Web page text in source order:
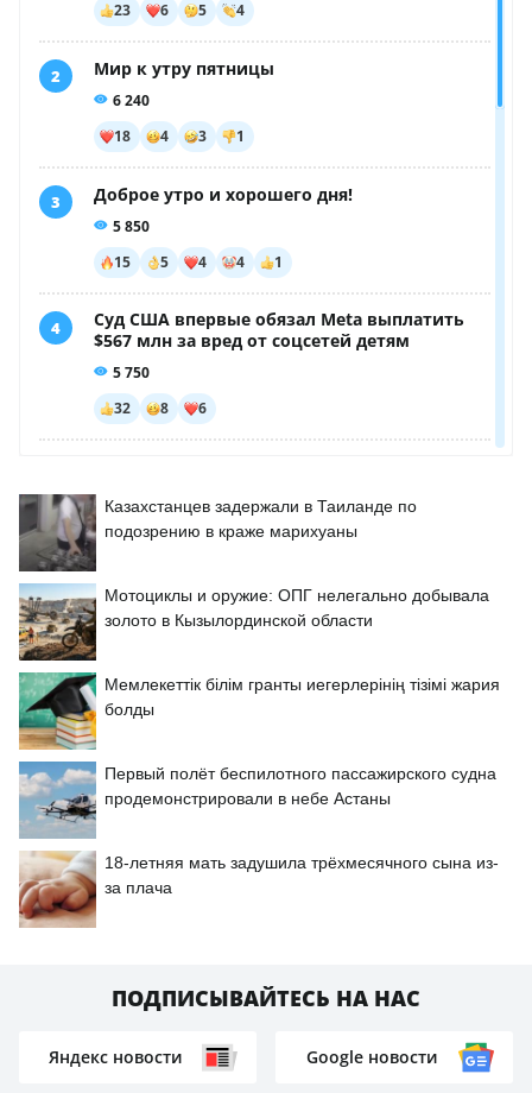
Казахстанцев задержали в Таиланде по
подозрению в краже марихуаны
Мотоциклы и оружие: ОПГ нелегально добывала
золото в Кызылординской области
Мемлекеттік білім гранты иегерлерінің тізімі жария
болды
Первый полёт беспилотного пассажирского судна
продемонстрировали в небе Астаны
18-летняя мать задушила трёхмесячного сына из-
за плача
ПОДПИСЫВАЙТЕСЬ НА НАС
Яндекс новости Google новости